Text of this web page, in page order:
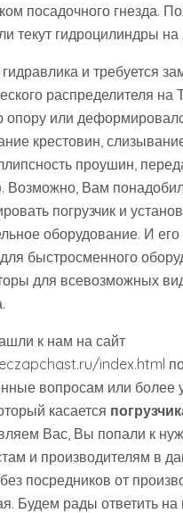
посадочного гнезда.
текут гидроцилиндры на
и требуется
распределителя на
опору или
крестовин,
проушин,
Возможно, Вам
погрузчик и
оборудование. И
быстросменного
для всевозможных
к нам на сайт
index.html
вопросам или более
касается
Вас, Вы попали к
и производителям в
посредников от
Будем рады ответить